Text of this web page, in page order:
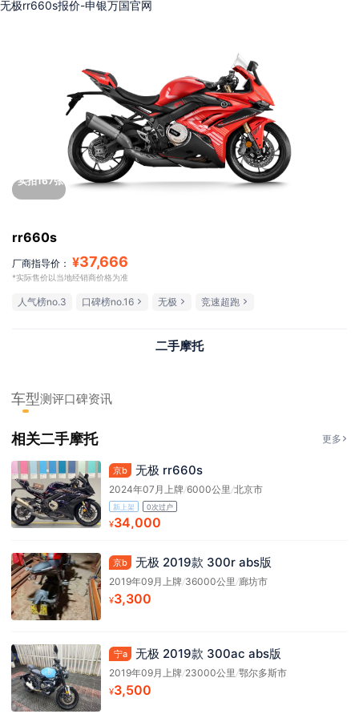
无极rr660s报价-申银万国官网
实拍167张
rr660s
厂商指导价： ¥37,666
*实际售价以当地经销商价格为准
人气榜no.3 口碑榜no.16 无极 竞速超跑
二手摩托
车型测评口碑资讯
相关二手摩托 更多
京b 无极 rr660s
2024年07月上牌/6000公里 /北京市
新上架 0次过户
¥34,000
京b 无极 2019款 300r abs版
2019年09月上牌/36000公里 /廊坊市
¥3,300
宁a 无极 2019款 300ac abs版
2019年09月上牌/23000公里 /鄂尔多斯市
¥3,500